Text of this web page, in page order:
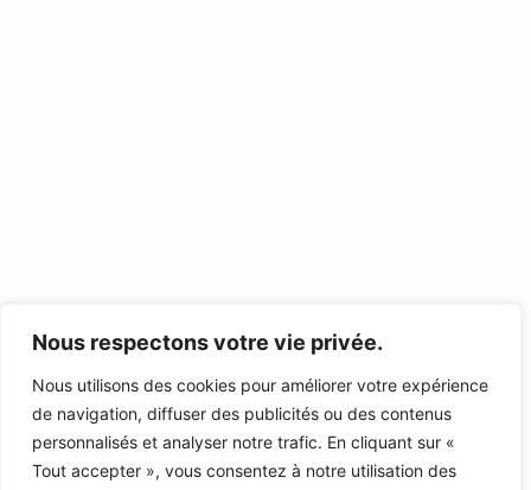
Nous respectons votre vie privée.
Nous utilisons des cookies pour améliorer votre expérience
de navigation, diffuser des publicités ou des contenus
personnalisés et analyser notre trafic. En cliquant sur «
Tout accepter », vous consentez à notre utilisation des